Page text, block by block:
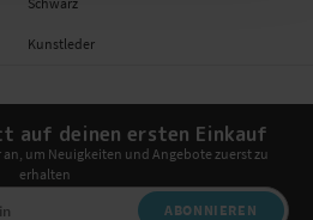
Kunstleder
auf deinen ersten Einkauf
um Neuigkeiten und Angebote zuerst zu
erhalten
ABONNIEREN